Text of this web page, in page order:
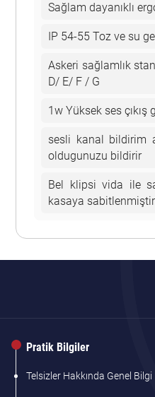
Sağlam dayanıklı
IP 54-55 Toz ve su
Askeri sağlamlık
D/ E/ F / G
1w Yüksek ses çıkış
sesli kanal bildirim
oldugunuzu bildirir
Bel klipsi vida ile
kasaya sabitlenmiştir
Pratik Bilgiler
Telsizler Hakkında Genel Bilgi